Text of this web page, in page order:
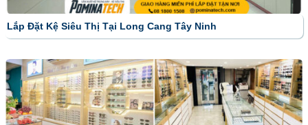
Lắp Đặt Kệ Siêu Thị Tại Long Cang Tây Ninh